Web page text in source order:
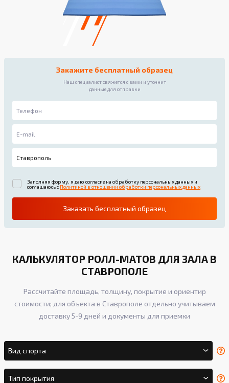
Закажите бесплатный образец
Наш специалист свяжется с вами и уточнит
данные для отправки
Заполняя форму, я даю согласие на обработку персональных данных и
соглашаюсь с Политикой в отношении обработки персональных данных
Заказать бесплатный образец
КАЛЬКУЛЯТОР РОЛЛ-МАТОВ ДЛЯ ЗАЛА В
СТАВРОПОЛЕ
Рассчитайте площадь, толщину, покрытие и ориентир
стоимости; для объекта в Ставрополе отдельно учитываем
доставку 5-9 дней и документы для приемки
Вид спорта
Тип покрытия